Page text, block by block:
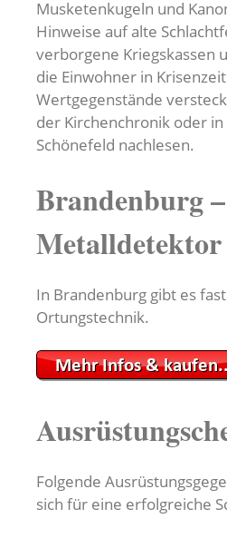
Musketenkugeln und
Hinweise auf alte
verborgene Kriegskassen
die Einwohner in
Wertgegenstände
der Kirchenchronik oder
Schönefeld nachlesen.
Brandenburg –
In Brandenburg gibt es
Ortungstechnik.
Folgende
sich für eine erfolgreiche